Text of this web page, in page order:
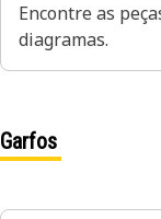
Encontre as
diagramas.
Garfos